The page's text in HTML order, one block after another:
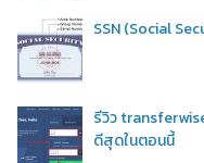
SSN (Social
รีวิว
ดีสุดในตอนนี้